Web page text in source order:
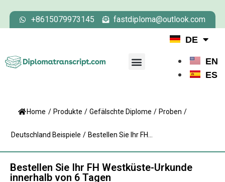
+8615079973145 fastdiploma@outlook.com
DE
EN
ES
Home / Produkte / Gefälschte Diplome / Proben /
Deutschland Beispiele / Bestellen Sie Ihr FH...
Bestellen Sie Ihr FH Westküste-Urkunde
innerhalb von 6 Tagen